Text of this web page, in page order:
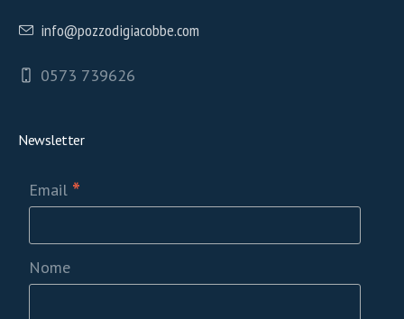
info@pozzodigiacobbe.com
0573 739626
Newsletter
Email *
Nome